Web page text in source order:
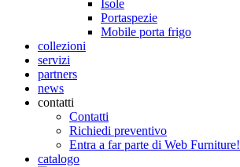
Isole
Portaspezie
Mobile porta frigo
collezioni
servizi
partners
news
contatti
Contatti
Richiedi preventivo
Entra a far parte di Web Furniture!
catalogo